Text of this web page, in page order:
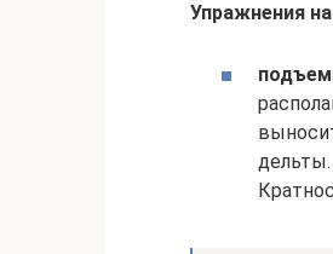
Упражнения
дельты.